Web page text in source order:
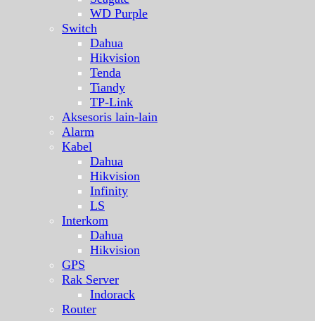
WD Purple
Switch
Dahua
Hikvision
Tenda
Tiandy
TP-Link
Aksesoris lain-lain
Alarm
Kabel
Dahua
Hikvision
Infinity
LS
Interkom
Dahua
Hikvision
GPS
Rak Server
Indorack
Router